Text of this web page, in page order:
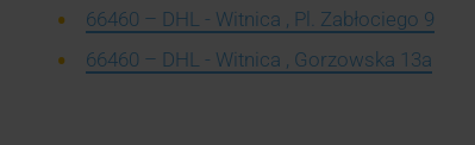
66460 – DHL - Witnica , Pl. Zabłociego 9
66460 – DHL - Witnica , Gorzowska 13a